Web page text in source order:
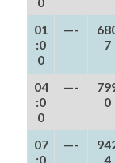
01
:0
0
—-
7
04
:0
0
—-
0
07
:0
—-
4